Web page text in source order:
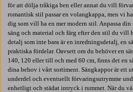
för att dölja tråkiga ben eller annat du vill
romantisk stil passar en volangkappa, men vi
dig som vill ha en mer modern stil. Anpassa
säng och material och färg efter den stil du vill
detalj som inte bara är en inredningsdetalj, en
praktiska fördelar. Oavsett om du behöver en
140, 120 eller till och med 60 cm, finns det en
dina behov i vårt sortiment. Sängkappor är ett
underdel och eventuellt förvaringsutrymme
enhetligt och städat intryck i rummet. När du